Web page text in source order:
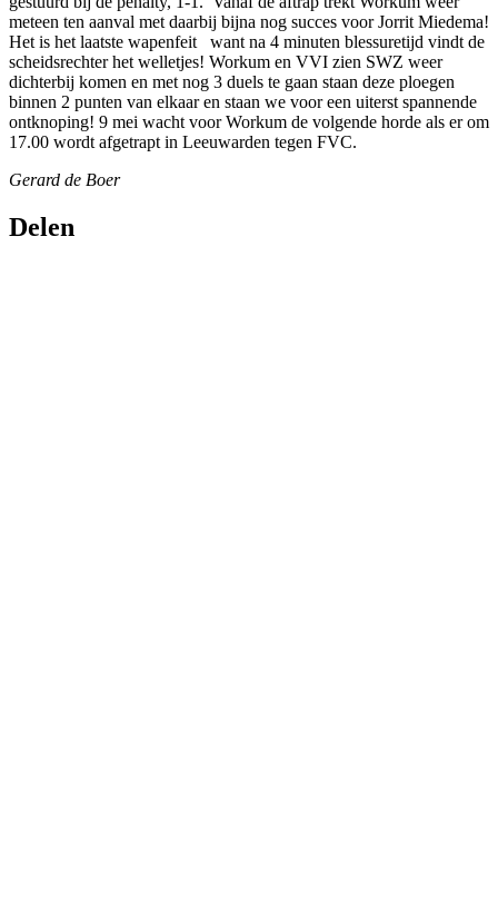
meteen ten aanval met daarbij bijna nog succes voor Jorrit Miedema!
Het is het laatste wapenfeit want na 4 minuten blessuretijd vindt de
scheidsrechter het welletjes! Workum en VVI zien SWZ weer
dichterbij komen en met nog 3 duels te gaan staan deze ploegen
binnen 2 punten van elkaar en staan we voor een uiterst spannende
ontknoping! 9 mei wacht voor Workum de volgende horde als er om
17.00 wordt afgetrapt in Leeuwarden tegen FVC.
Gerard de Boer
Delen